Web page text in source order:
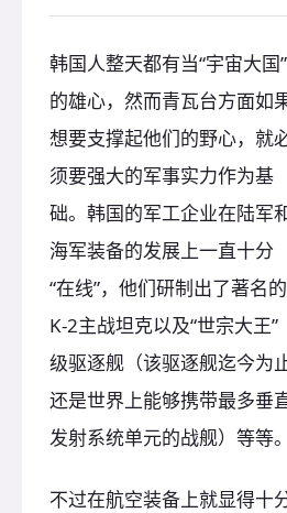
韩国人整天都有当“宇宙大国”
的雄心，然而青瓦台方面如
想要支撑起他们的野心，就
须要强大的军事实力作为基
础。韩国的军工企业在陆军
海军装备的发展上一直十分
“在线”，他们研制出了著名的
K-2主战坦克以及“世宗大王”
级驱逐舰（该驱逐舰迄今为
还是世界上能够携带最多垂
发射系统单元的战舰）等等。
不过在航空装备上就显得十